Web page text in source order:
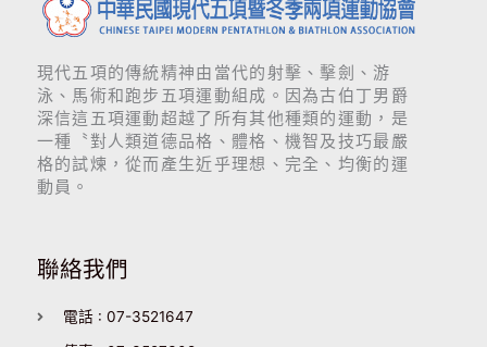
現代五項的傳統精神由當代的射擊、擊劍、游
泳、馬術和跑步五項運動組成。因為古伯丁男爵
深信這五項運動超越了所有其他種類的運動，是
一種〝對人類道德品格、體格、機智及技巧最嚴
格的試煉，從而產生近乎理想、完全、均衡的運
動員。
聯絡我們
電話 : 07-3521647